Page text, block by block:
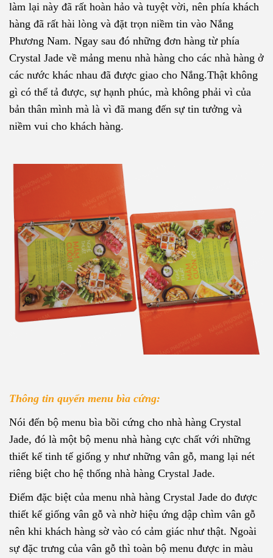
làm lại này đã rất hoàn hảo và tuyệt vời, nên phía khách
hàng đã rất hài lòng và đặt trọn niềm tin vào Nắng
Phương Nam. Ngay sau đó những đơn hàng từ phía
Crystal Jade về mảng menu nhà hàng cho các nhà hàng ở
các nước khác nhau đã được giao cho Nắng.Thật không
gì có thể tả được, sự hạnh phúc, mà không phải vì của
bản thân mình mà là vì đã mang đến sự tin tưởng và
niềm vui cho khách hàng.
Thông tin quyển menu bìa cứng:
Nói đến bộ menu bìa bồi cứng cho nhà hàng Crystal
Jade, đó là một bộ menu nhà hàng cực chất với những
thiết kế tinh tế giống y như những vân gỗ, mang lại nét
riêng biệt cho hệ thống nhà hàng Crystal Jade.
Điểm đặc biệt của menu nhà hàng Crystal Jade do được
thiết kế giống vân gỗ và nhờ hiệu ứng dập chìm vân gỗ
nên khi khách hàng sờ vào có cảm giác như thật. Ngoài
sự đặc trưng của vân gỗ thì toàn bộ menu được in màu